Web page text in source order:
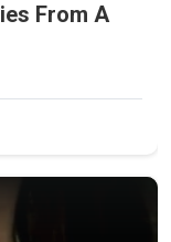
From A